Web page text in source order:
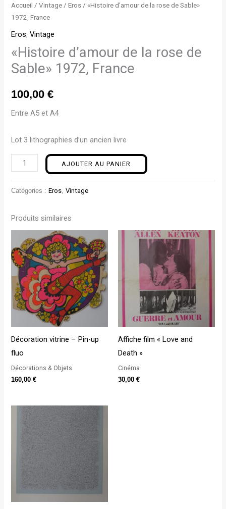
Accueil /Vintage /Eros / «Histoire d’amour de la rose de Sable»
1972, France
Eros,Vintage
«Histoire d’amour de la rose de
Sable» 1972, France
100,00€
Entre A5 et A4
Lot 3 lithographies d’un ancien livre
AJOUTER AU PANIER
Catégories :Eros ,Vintage
Produits similaires
Décoration vitrine – Pin-up
fluo
Décorations & Objets
160,00€
Affiche film « Love and
Death »
Cinéma
30,00 €